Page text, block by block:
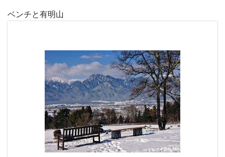
ベンチと有明山